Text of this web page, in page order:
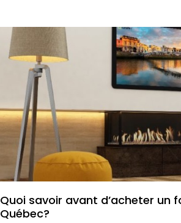
Quoi savoir avant d’acheter un
Québec?